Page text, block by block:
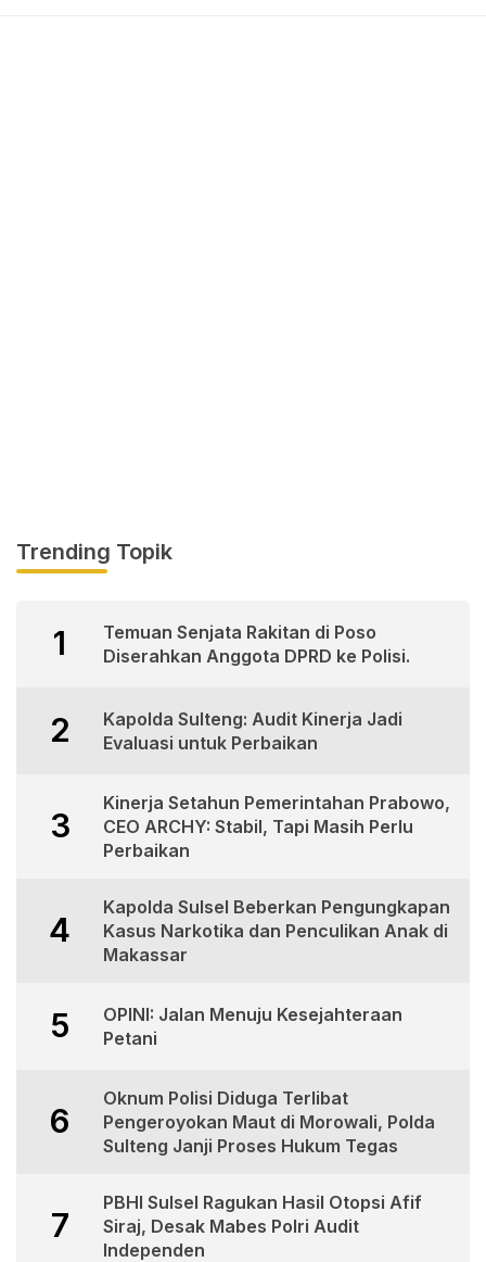
Trending Topik
1
Temuan Senjata Rakitan di Poso
Diserahkan Anggota DPRD ke Polisi.
2
Kapolda Sulteng: Audit Kinerja Jadi
Evaluasi untuk Perbaikan
3
Kinerja Setahun Pemerintahan Prabowo,
CEO ARCHY: Stabil, Tapi Masih Perlu
Perbaikan
4
Kapolda Sulsel Beberkan Pengungkapan
Kasus Narkotika dan Penculikan Anak di
Makassar
5
OPINI: Jalan Menuju Kesejahteraan
Petani
6
Oknum Polisi Diduga Terlibat
Pengeroyokan Maut di Morowali, Polda
Sulteng Janji Proses Hukum Tegas
7
PBHI Sulsel Ragukan Hasil Otopsi Afif
Siraj, Desak Mabes Polri Audit
Independen